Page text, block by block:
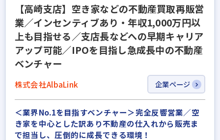
【高崎支店】空き家などの不動産買取再販営
業／インセンティブあり・年収1,000万円以
上も目指せる／支店長などへの早期キャリア
アップ可能／IPOを目指し急成長中の不動産
ベンチャー
株式会社AlbaLink 企業ページ
＜業界No.1を目指すベンチャー＞完全反響営業／空
き家を中心とした訳あり不動産の仕入れから販売ま
で担当し、圧倒的に成長できる環境！